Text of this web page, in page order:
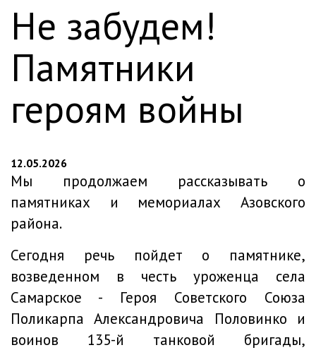
Не забудем!
Памятники
героям войны
12.05.2026
Мы продолжаем рассказывать о
памятниках и мемориалах Азовского
района.
Сегодня речь пойдет о памятнике,
возведенном в честь уроженца села
Самарское - Героя Советского Союза
Поликарпа Александровича Половинко и
воинов 135-й танковой бригады,